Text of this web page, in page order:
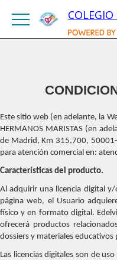
COLEGIO
Este sitio web (en adelante, la
HERMANOS MARISTAS (en
de Madrid, Km 315,700,
para atención comercial en:
Características del producto.
Al adquirir una licencia digital
página web, el Usuario
físico y en formato digital.
ofrecerá productos
dossiers y materiales educativos
Las licencias digitales son de